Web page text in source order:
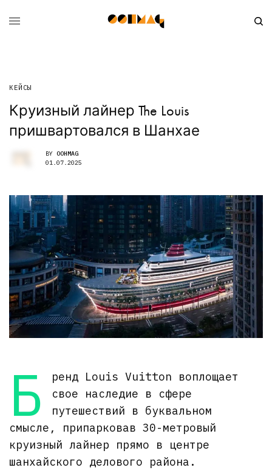
КЕЙСЫ
Круизный лайнер The Louis
пришвартовался в Шанхае
BY OOHMAG
01.07.2025
Б
ренд Louis Vuitton воплощает
свое наследие в сфере
путешествий в буквальном
смысле, припарковав 30-метровый
круизный лайнер прямо в центре
шанхайского делового района.